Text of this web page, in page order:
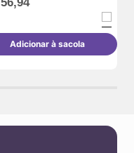
Adicionar à sacola